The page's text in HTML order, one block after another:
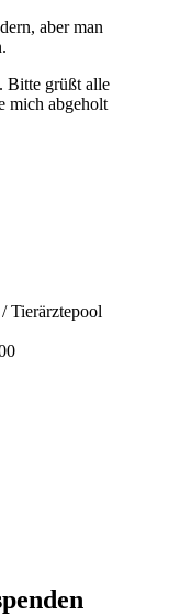
aber man
Bitte grüßt alle
mich abgeholt
Tierärztepool